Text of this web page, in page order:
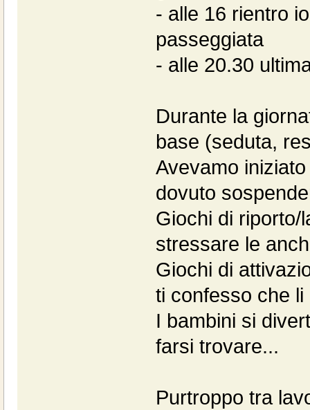
- alle 16 rientro
passeggiata
- alle 20.30
Durante la
base (seduta,
Avevamo
dovuto
Giochi di riporto/
stressare le
Giochi di
ti confesso che
I bambini si
farsi trovare...
Purtroppo tra